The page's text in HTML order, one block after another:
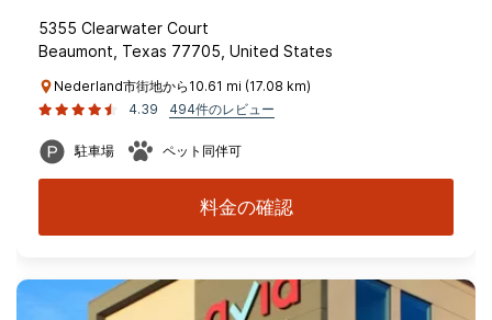
5355 Clearwater Court
Beaumont, Texas 77705, United States
Nederland市街地から10.61 mi (17.08 km)
4.39
494件のレビュー
駐車場 ペット同伴可
料金の確認